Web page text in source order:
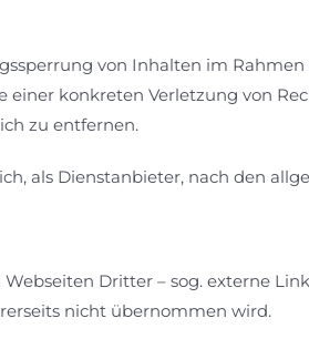
von Inhalten im
konkreten Verletzung von
zu entfernen.
als Dienstanbieter, nach den
Dritter – sog. externe
nicht übernommen wird.